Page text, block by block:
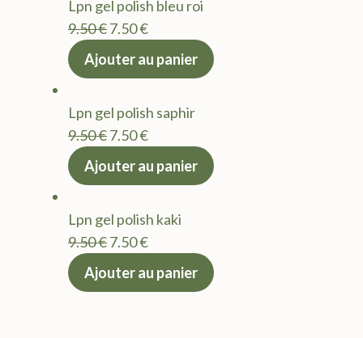
9.50 €.7.50 €.
Lpn gel polish bleu roi
9.50€Le
prix
9.50 €.
7.50€Le
actuel
7.50 €.
Ajouter au panier
Lpn gel polish saphir
9.50€Le
prix
9.50 €.
7.50€Le
actuel
7.50 €.
Ajouter au panier
Lpn gel polish kaki
9.50€Le
prix
7.50€Le
actuel
Ajouter au panier